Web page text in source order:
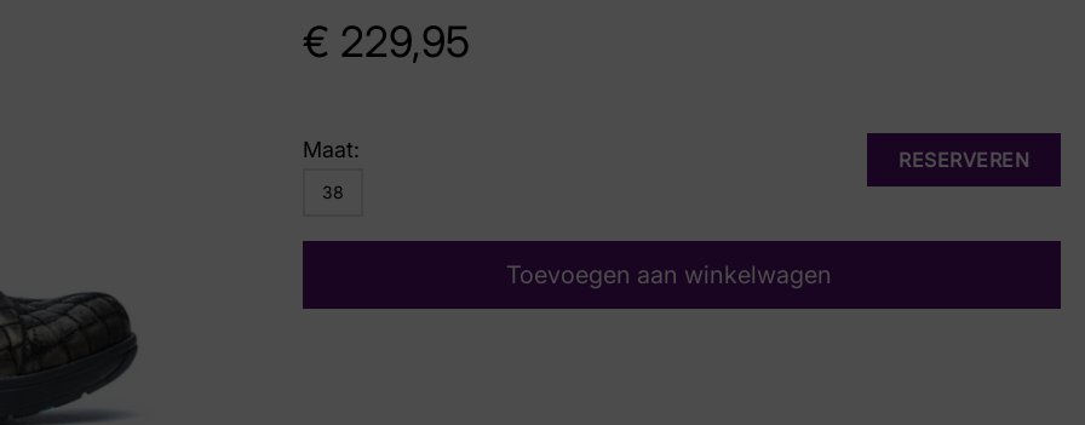
€ 229,95
RESERVEREN
Maat:
38
Toevoegen aan winkelwagen